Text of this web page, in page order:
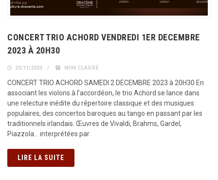
CONCERT TRIO ACHORD VENDREDI 1ER DECEMBRE
2023 À 20H30
23/11/2023 NON CLASSÉ
CONCERT TRIO ACHORD SAMEDI 2 DECEMBRE 2023 à 20H30 En
associant les violons à l’accordéon, le trio Achord se lance dans
une relecture inédite du répertoire classique et des musiques
populaires, des concertos baroques au tango en passant par les
traditionnels irlandais. Œuvres de Vivaldi, Brahms, Gardel,
Piazzola… interprétées par
LIRE LA SUITE